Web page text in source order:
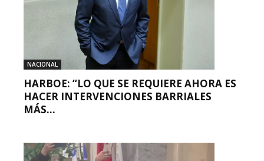
NACIONAL
HARBOE: “LO QUE SE REQUIERE AHORA ES
HACER INTERVENCIONES BARRIALES
MÁS...